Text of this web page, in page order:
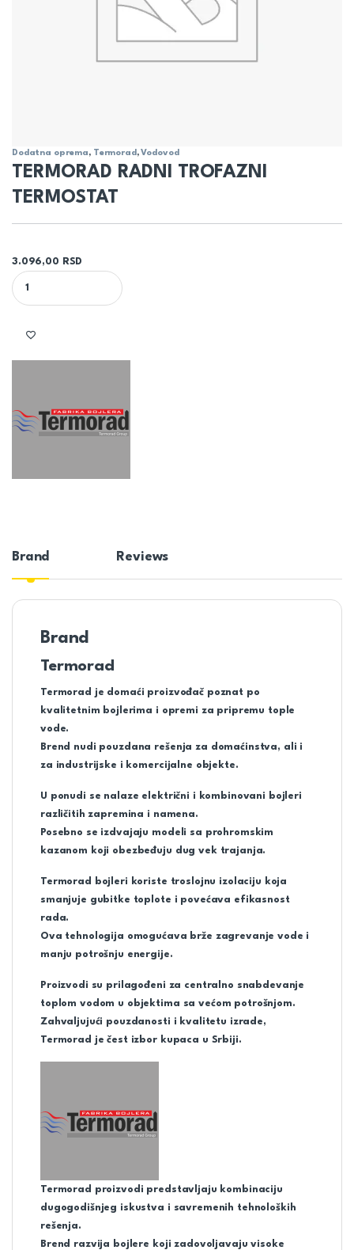
Dodatna oprema, Termorad ,Vodovod
TERMORAD RADNI TROFAZNI
TERMOSTAT
3.096,00
RSD
TERMORAD RADNI TROFAZNI TERMOSTAT quantity
Brand Reviews
Brand
Termorad
Termorad je domaći proizvođač poznat po
kvalitetnim bojlerima i opremi za pripremu tople
vode.
Brend nudi pouzdana rešenja za domaćinstva, ali i
za industrijske i komercijalne objekte.
U ponudi se nalaze električni i kombinovani bojleri
različitih zapremina i namena.
Posebno se izdvajaju modeli sa prohromskim
kazanom koji obezbeđuju dug vek trajanja.
Termorad bojleri koriste troslojnu izolaciju koja
smanjuje gubitke toplote i povećava efikasnost
rada.
Ova tehnologija omogućava brže zagrevanje vode i
manju potrošnju energije.
Proizvodi su prilagođeni za centralno snabdevanje
toplom vodom u objektima sa većom potrošnjom.
Zahvaljujući pouzdanosti i kvalitetu izrade,
Termorad je čest izbor kupaca u Srbiji.
Termorad proizvodi predstavljaju kombinaciju
dugogodišnjeg iskustva i savremenih tehnoloških
rešenja.
Brend razvija bojlere koji zadovoljavaju visoke